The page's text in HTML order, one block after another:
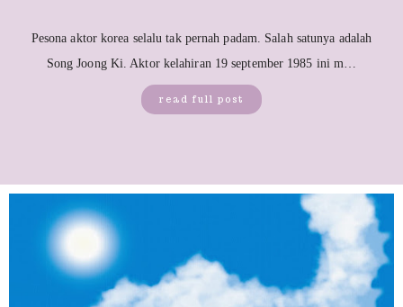
Pesona aktor korea selalu tak pernah padam. Salah satunya adalah
Song Joong Ki. Aktor kelahiran 19 september 1985 ini m…
read full post